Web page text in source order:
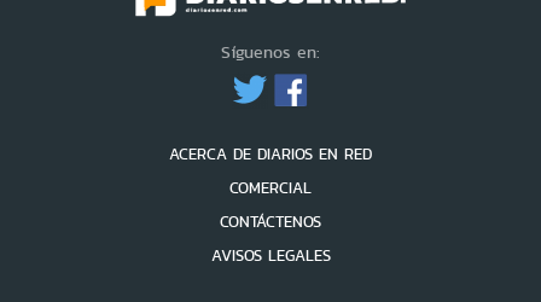
Síguenos en:
ACERCA DE DIARIOS EN RED
COMERCIAL
CONTÁCTENOS
AVISOS LEGALES